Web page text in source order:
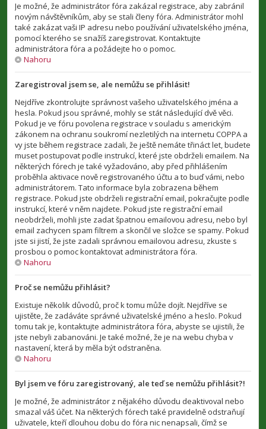
Je možné, že administrátor fóra zakázal registrace, aby zabránil
novým návštěvníkům, aby se stali členy fóra. Administrátor mohl
také zakázat vaši IP adresu nebo používání uživatelského jména,
pomocí kterého se snažíš zaregistrovat. Kontaktujte
administrátora fóra a požádejte ho o pomoc.
Nahoru
Zaregistroval jsem se, ale nemůžu se přihlásit!
Nejdříve zkontrolujte správnost vašeho uživatelského jména a
hesla. Pokud jsou správné, mohly se stát následující dvě věci.
Pokud je ve fóru povolena registrace v souladu s americkým
zákonem na ochranu soukromí nezletilých na internetu COPPA a
vy jste během registrace zadali, že ještě nemáte třináct let, budete
muset postupovat podle instrukcí, které jste obdrželi emailem. Na
některých fórech je také vyžadováno, aby před přihlášením
proběhla aktivace nově registrovaného účtu a to buď vámi, nebo
administrátorem. Tato informace byla zobrazena během
registrace. Pokud jste obdrželi registrační email, pokračujte podle
instrukcí, které v něm najdete. Pokud jste registrační email
neobdrželi, mohli jste zadat špatnou emailovou adresu, nebo byl
email zachycen spam filtrem a skončil ve složce se spamy. Pokud
jste si jistí, že jste zadali správnou emailovou adresu, zkuste s
prosbou o pomoc kontaktovat administrátora fóra.
Nahoru
Proč se nemůžu přihlásit?
Existuje několik důvodů, proč k tomu může dojít. Nejdříve se
ujistěte, že zadáváte správné uživatelské jméno a heslo. Pokud
tomu tak je, kontaktujte administrátora fóra, abyste se ujistili, že
jste nebyli zabanováni. Je také možné, že je na webu chyba v
nastavení, která by měla být odstraněna.
Nahoru
Byl jsem ve fóru zaregistrovaný, ale teď se nemůžu přihlásit?!
Je možné, že administrátor z nějakého důvodu deaktivoval nebo
smazal váš účet. Na některých fórech také pravidelně odstraňují
uživatele, kteří dlouhou dobu do fóra nic nenapsali, čímž se